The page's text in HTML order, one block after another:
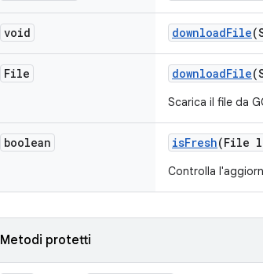
void downloadFile
File downloadFile
Scarica il file da
boolean isFresh(File
Controlla
Metodi protetti